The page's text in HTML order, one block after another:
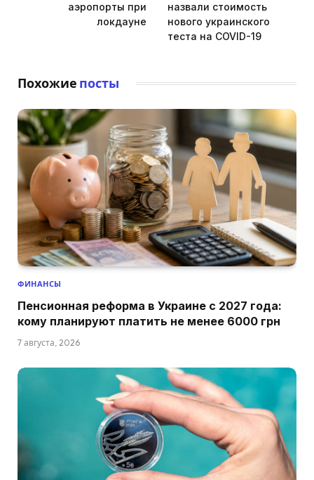
аэропорты при
локдауне
назвали стоимость
нового украинского
теста на COVID-19
Похожие посты
ФИНАНСЫ
Пенсионная реформа в Украине с 2027 года:
кому планируют платить не менее 6000 грн
7 августа, 2026